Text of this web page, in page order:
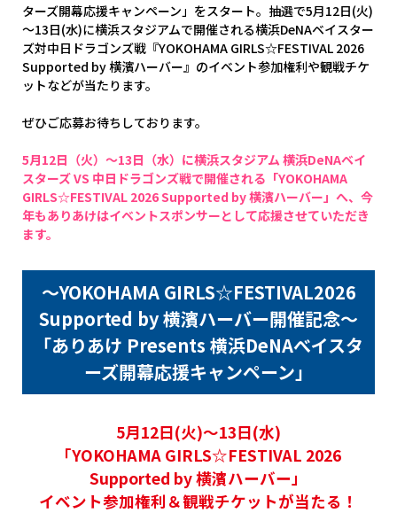
ターズ開幕応援キャンペーン」をスタート。抽選で5月12日(火)
～13日(水)に横浜スタジアムで開催される横浜DeNAベイスター
ズ対中日ドラゴンズ戦『YOKOHAMA GIRLS☆FESTIVAL 2026
Supported by 横濱ハーバー』のイベント参加権利や観戦チケ
ットなどが当たります。
ぜひご応募お待ちしております。
5月12日（火）～13日（水）に横浜スタジアム 横浜DeNAベイ
スターズ VS 中日ドラゴンズ戦で開催される「YOKOHAMA
GIRLS☆FESTIVAL 2026 Supported by 横濱ハーバー」へ、今
年もありあけはイベントスポンサーとして応援させていただき
ます。
～YOKOHAMA GIRLS☆FESTIVAL2026
Supported by 横濱ハーバー開催記念～
「ありあけ Presents 横浜DeNAべイスタ
ーズ開幕応援キャンペーン」
5月12日(火)〜13日(水)
「YOKOHAMA GIRLS☆FESTIVAL 2026
Supported by 横濱ハーバー」
イベント参加権利＆観戦チケットが当たる！